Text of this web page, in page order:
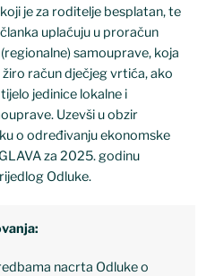
je za roditelje besplatan, te
uplaćuju u proračun
samouprave, koja
račun dječjeg vrtića, ako
jedinice lokalne i
Uzevši u obzir
o određivanju ekonomske
za 2025. godinu
Odluke.
nacrta Odluke o